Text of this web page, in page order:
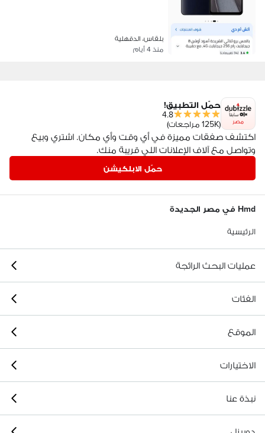
بلقاس، الدقهلية
منذ 4 أيام
مصر
حمّل التطبيق!
4.8
(125K مراجعات)
اكتشف صفقات مميزة في أي وقت وأي مكان. اشتري وبيع
وتواصل مع آلاف الإعلانات اللي قريبة منك.
حمّل الابلكيشن
Hmd في مصر الجديدة
الرئيسية
عمليات البحث الرائجة
الفئات
الموقع
الاختيارات
نبذة عنا